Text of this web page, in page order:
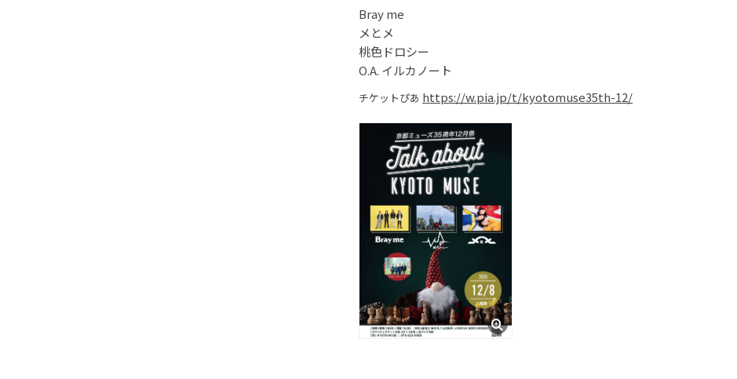
Bray me
メとメ
桃色ドロシー
O.A. イルカノート
チケットぴあ https://w.pia.jp/t/kyotomuse35th-12/